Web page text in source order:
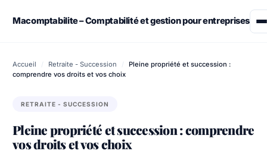
Macomptabilite – Comptabilité et gestion pour entreprises
Assurance
Finance
Accueil / Retraite - Succession /
Pleine propriété et succession :
comprendre vos droits et vos choix
RETRAITE - SUCCESSION
Pleine propriété et succession : comprendre
vos droits et vos choix